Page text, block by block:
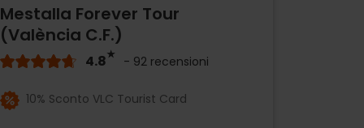
Mestalla Forever Tour
(València C.F.)
4.8 - 92 recensioni
10% Sconto VLC Tourist Card